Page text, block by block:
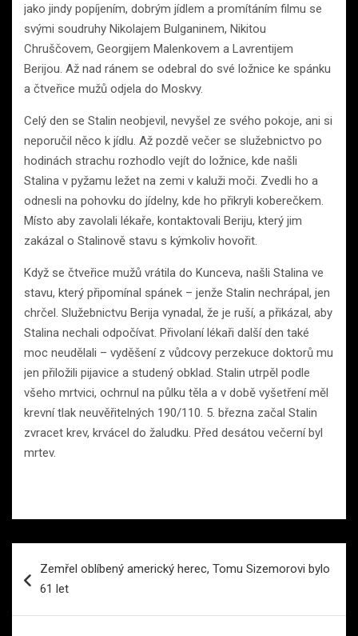
jako jindy popíjením, dobrým jídlem a promítáním filmu se
svými soudruhy Nikolajem Bulganinem, Nikitou
Chruščovem, Georgijem Malenkovem a Lavrentijem
Berijou. Až nad ránem se odebral do své ložnice ke spánku
a čtveřice mužů odjela do Moskvy.
Celý den se Stalin neobjevil, nevyšel ze svého pokoje, ani si
neporučil něco k jídlu. Až pozdě večer se služebnictvo po
hodinách strachu rozhodlo vejít do ložnice, kde našli
Stalina v pyžamu ležet na zemi v kaluži moči. Zvedli ho a
odnesli na pohovku do jídelny, kde ho přikryli koberečkem.
Místo aby zavolali lékaře, kontaktovali Beriju, který jim
zakázal o Stalinově stavu s kýmkoliv hovořit.
Když se čtveřice mužů vrátila do Kunceva, našli Stalina ve
stavu, který připomínal spánek – jenže Stalin nechrápal, jen
chrčel. Služebnictvu Berija vynadal, že je ruší, a přikázal, aby
Stalina nechali odpočívat. Přivolaní lékaři další den také
moc neudělali – vyděšení z vůdcovy perzekuce doktorů mu
jen přiložili pijavice a studený obklad. Stalin utrpěl podle
všeho mrtvici, ochrnul na půlku těla a v době vyšetření měl
krevní tlak neuvěřitelných 190/110. 5. března začal Stalin
zvracet krev, krvácel do žaludku. Před desátou večerní byl
mrtev.
proZemřel oblíbený americký herec, Tomu Sizemorovi bylo
61 let